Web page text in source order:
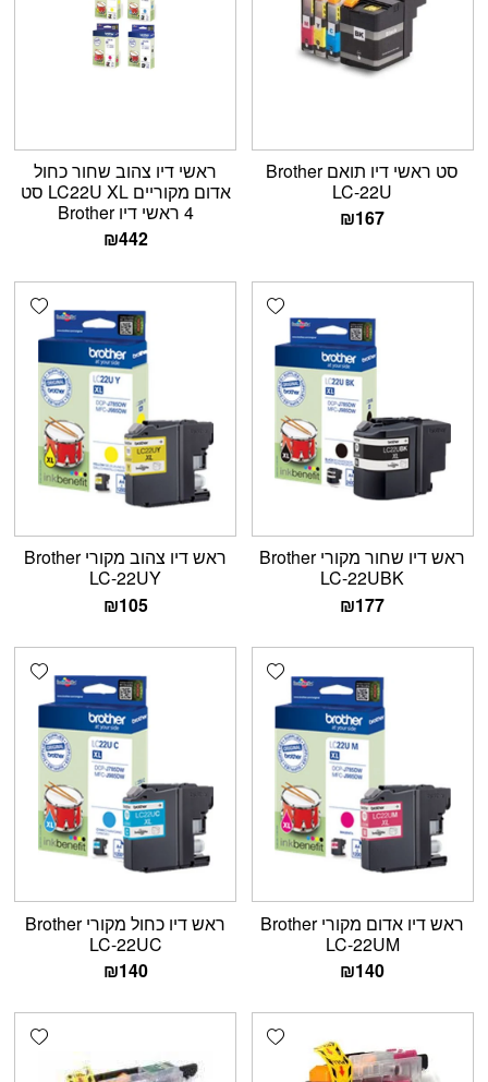
סט ראשי דיו תואם Brother
LC-22U
₪167
ראשי דיו ‏צהוב שחור כחול
אדום מקוריים LC22U XL סט
4 ראשי דיו Brother
₪442
Add wishlist
ראש דיו שחור מקורי Brother
LC-22UBK
₪177
ראש דיו צהוב מקורי Brother
LC-22UY
₪105
Add wishlist
ראש דיו אדום מקורי Brother
LC-22UM
₪140
ראש דיו כחול מקורי Brother
LC-22UC
₪140
Add wishlist